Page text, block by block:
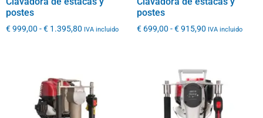
postes
€999,00 -€ 1.395,80 IVA incluido
postes
€699,00 - €915,90 IVA incluido